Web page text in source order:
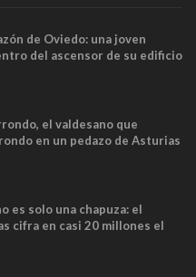
de Oviedo: una joven
del ascensor de su edificio
sus últimos minutos
el valdesano que
en un pedazo de Asturias
es solo una chapuza: el
cifra en casi 20 millones el
que no cabían por los